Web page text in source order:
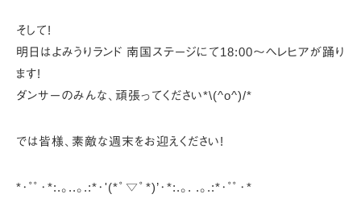
そして!
明日はよみうりランド 南国ステージにて18:00〜ヘレヒアが踊り
ます!
ダンサーのみんな、頑張ってください*\(^o^)/*
では皆様、素敵な週末をお迎えください!
*･゜ﾟ･*:.｡..｡.:*･'(*ﾟ▽ﾟ*)’･*:.｡. .｡.:*･゜ﾟ･*